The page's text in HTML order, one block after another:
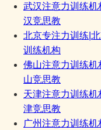
武汉注意力训练机
汉竞思教
北京专注力训练|
训练机构
佛山注意力训练机
山竞思教
天津注意力训练机
津竞思教
广州注意力训练机